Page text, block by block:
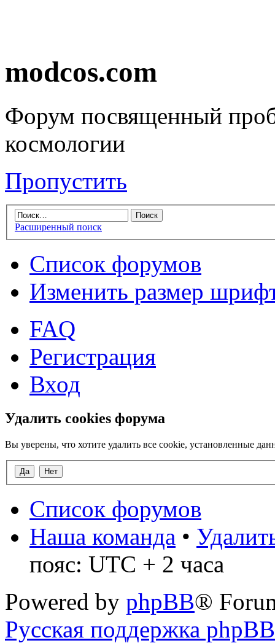
modcos.com
Форум посвященный
космологии
Пропустить
Расширенный поиск
Список форумов
Изменить размер
FAQ
Регистрация
Вход
Удалить cookies форума
Вы уверены, что хотите удалить все cookie, установленные
Список форумов
Наша команда •
пояс: UTC + 2 часа
Powered by phpBB®
Русская поддержка phpBB